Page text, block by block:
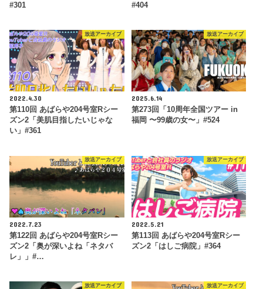
#301
#404
放送アーカイブ
2022.4.30
第110回 あばらや204号室Rシー
ズン2「美肌目指したいじゃな
い」#361
放送アーカイブ
2025.6.14
第273回「10周年全国ツアー in
福岡 〜99歳の女〜」#524
放送アーカイブ
2022.7.23
第122回 あばらや204号室Rシー
ズン2「奥が深いよね「ネタバ
レ」」#…
放送アーカイブ
2022.5.21
第113回 あばらや204号室Rシー
ズン2「はしご病院」#364
放送アーカイブ 放送アーカイブ